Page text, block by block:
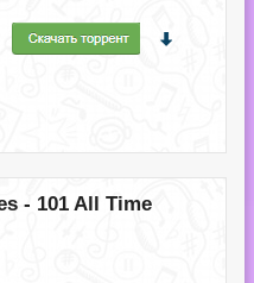
- 101 All Time